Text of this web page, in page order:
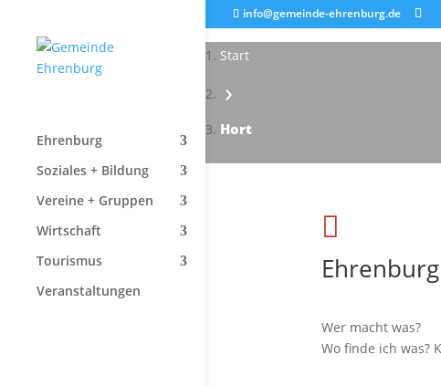
info@gemeinde-ehrenburg.de
Ehrenburg
Soziales + Bildung
Vereine + Gruppen
Wirtschaft
Tourismus
Veranstaltungen
Start
›
Hort

Wer macht was?
Wo finde ich was?